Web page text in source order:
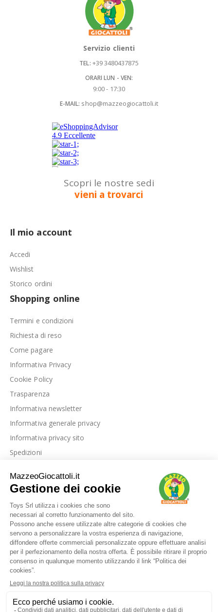
Servizio clienti
TEL: +39 3480437875
ORARI LUN - VEN:
9:00 - 17:30
E-MAIL: shop@mazzeogiocattoli.it
Scopri le nostre sedi
vieni a trovarci
Il mio account
Accedi
Wishlist
Storico ordini
Shopping online
Termini e condizioni
Richiesta di reso
Come pagare
Informativa Privacy
Cookie Policy
Trasparenza
Informativa newsletter
Informativa generale privacy
Informativa privacy sito
Spedizioni
La nostra azienda
Le nostre recensioni
Blog
Dove siamo
Contattaci
I nostri marchi